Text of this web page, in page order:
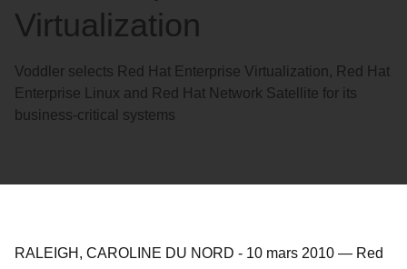
Virtualization
Voddler selects Red Hat Enterprise Virtualization, Red Hat
Enterprise Linux and Red Hat Network Satellite for its
business-critical systems
RALEIGH, CAROLINE DU NORD - 10 mars 2010 — Red